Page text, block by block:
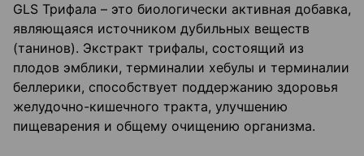
GLS Трифала – это биологически активная добавка,
являющаяся источником дубильных веществ
(танинов). Экстракт трифалы, состоящий из
плодов эмблики, терминалии хебулы и терминалии
беллерики, способствует поддержанию здоровья
желудочно-кишечного тракта, улучшению
пищеварения и общему очищению организма.